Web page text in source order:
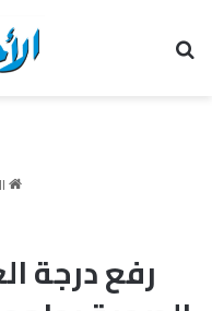
رفع درجة